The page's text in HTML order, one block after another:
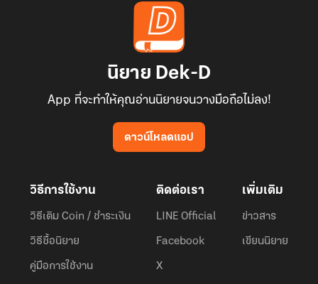
นิยาย Dek-D
App ที่จะทำให้คุณอ่านนิยายจนวางมือถือไม่ลง!
ดาวน์โหลดแอป
วิธีการใช้งาน
วิธีเติม Coin / ชำระเงิน
วิธีซื้อนิยาย
คู่มือการใช้งาน
ติดต่อเรา
LINE Official
Facebook
X
เพิ่มเติม
ข่าวสาร
เขียนนิยาย